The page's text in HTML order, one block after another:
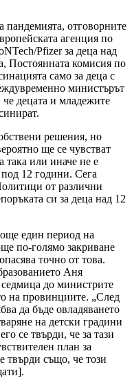
пандемията, отговорните
агенция по
Pfizer за деца над
Постоянната комисия по
само за деца с
министърът
децата и младежите
решения, но
ще се чувстват
така или иначе не е
12 години. Сега
от различни
си за деца над 12
един период на
по-голямо закриване
точно от това.
Аня
до министрите
на провинциите. „След
да бъде овладяването
на детски градини
се твърди, че за тази
план за
твърди също, че този